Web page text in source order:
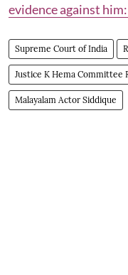
evidence against
Supreme Court of India
Justice K Hema Committee
Malayalam Actor Siddique